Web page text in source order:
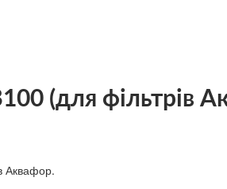
(для фільтрів
Аквафор.